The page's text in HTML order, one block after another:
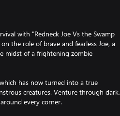
with "Redneck Joe Vs the Swamp
the role of brave and fearless Joe, a
midst of a frightening zombie
has now turned into a true
creatures. Venture through dark,
every corner.